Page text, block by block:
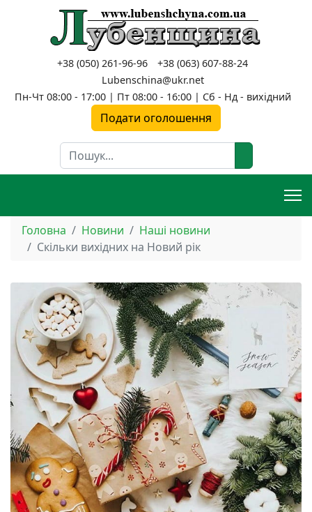
+38 (050) 261-96-96
+38 (063) 607-88-24
Lubenschina@ukr.net
Пн-Чт 08:00 - 17:00 | Пт 08:00 - 16:00 | Сб - Нд - вихідний
Подати оголошення
Пошук
Головна Новини
Наші новини
Скільки вихідних на Новий рік